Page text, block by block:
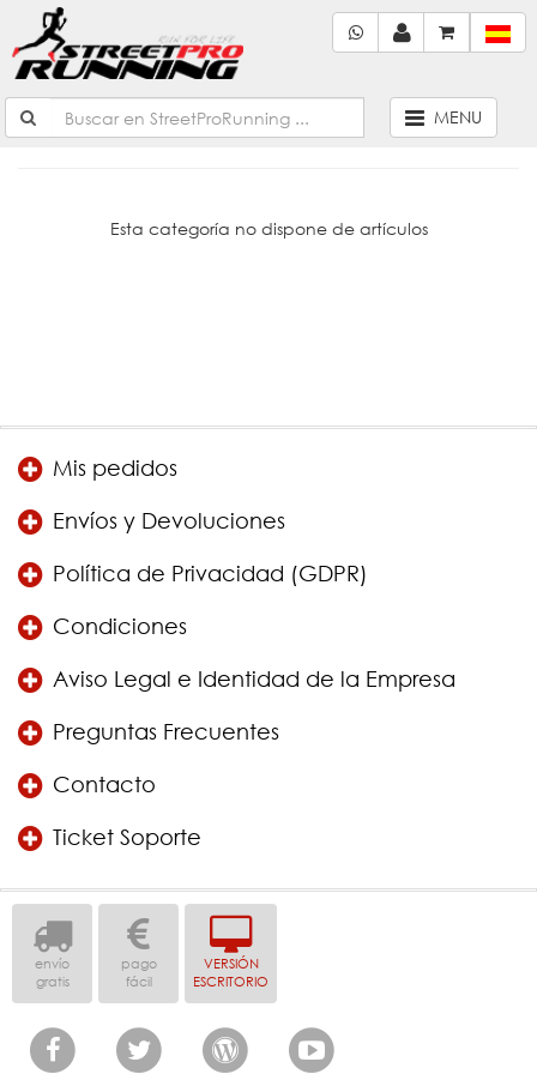
MENU
Esta categoría no dispone de artículos
Mis pedidos
Envíos y Devoluciones
Política de Privacidad (GDPR)
Condiciones
Aviso Legal e Identidad de la Empresa
Preguntas Frecuentes
Contacto
Ticket Soporte
envío
gratis
pago
fácil
VERSIÓN
ESCRITORIO